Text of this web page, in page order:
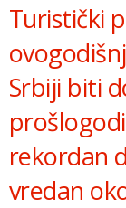
Turistički
Srbiji biti
rekordan
vredan